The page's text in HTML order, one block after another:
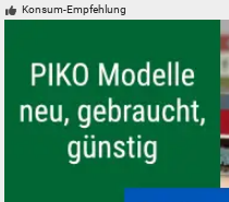
Konsum-Empfehlung
Durchsuchen
alles
Suche ...